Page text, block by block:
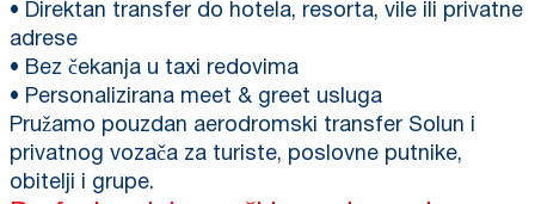
• Direktan transfer do hotela, resorta, vile ili privatne
adrese
• Bez čekanja u taxi redovima
• Personalizirana meet & greet usluga
Pružamo pouzdan aerodromski transfer Solun i
privatnog vozača za turiste, poslovne putnike,
obitelji i grupe.